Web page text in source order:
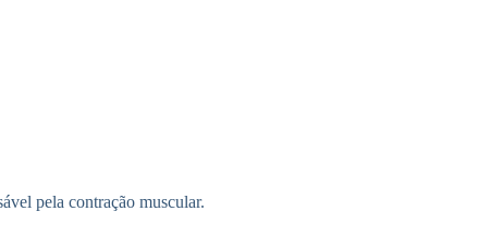
pela contração muscular.